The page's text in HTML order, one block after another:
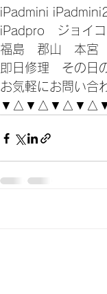
iPadmini
iPadpro　ジョイ
福島　郡山　本宮
即日修理　その日
お気軽にお問い合